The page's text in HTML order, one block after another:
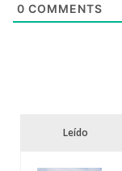
0 COMMENTS
Leído